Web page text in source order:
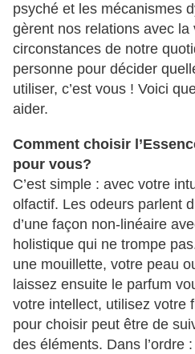
psyché et les mécanismes
gèrent nos relations avec la
circonstances de notre
personne pour décider
utiliser, c’est vous ! Voici
aider.
Comment choisir
pour vous?
C’est simple : avec votre
olfactif. Les odeurs parlent
d’une façon non-linéaire
holistique qui ne trompe
une mouillette, votre peau
laissez ensuite le parfum
votre intellect, utilisez votre
pour choisir peut être de
des éléments. Dans l’ordre